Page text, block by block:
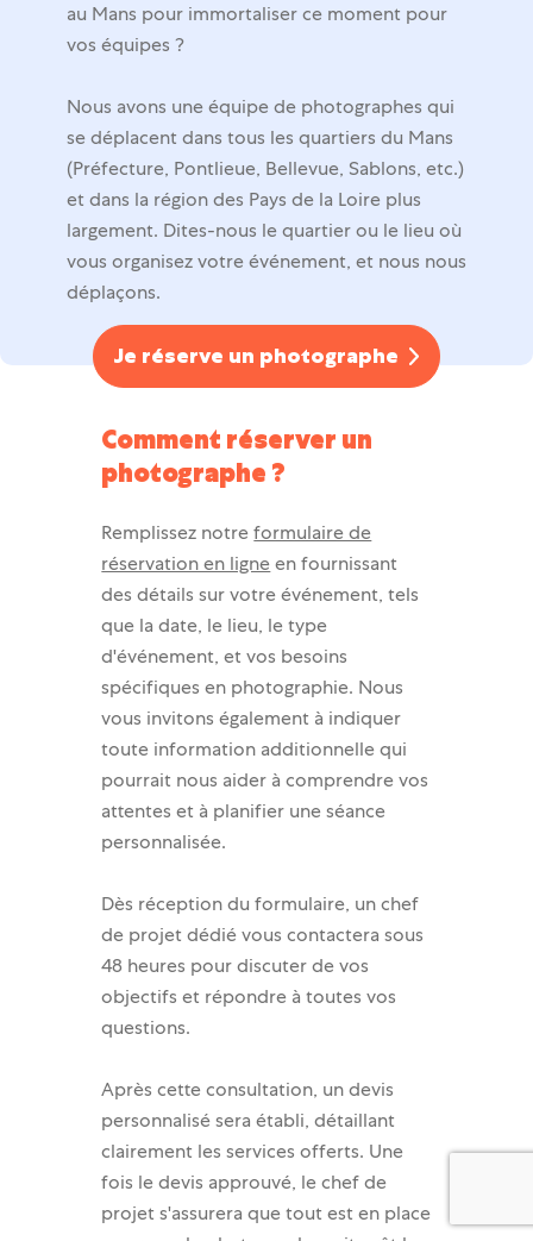
Je réserve un photographe
au Mans pour immortaliser ce moment pour
vos équipes ?
Nous avons une équipe de photographes qui
se déplacent dans tous les quartiers du Mans
(Préfecture, Pontlieue, Bellevue, Sablons, etc.)
et dans la région des Pays de la Loire plus
largement. Dites-nous le quartier ou le lieu où
vous organisez votre événement, et nous nous
déplaçons.
Comment réserver un
photographe ?
Remplissez notreformulaire de
réservation en ligneen fournissant
des détails sur votre événement, tels
que la date, le lieu, le type
d'événement, et vos besoins
spécifiques en photographie. Nous
vous invitons également à indiquer
toute information additionnelle qui
pourrait nous aider à comprendre vos
attentes et à planifier une séance
personnalisée.
Dès réception du formulaire, un chef
de projet dédié vous contactera sous
48 heures pour discuter de vos
objectifs et répondre à toutes vos
questions.
Après cette consultation, un devis
personnalisé sera établi, détaillant
clairement les services offerts. Une
fois le devis approuvé, le chef de
projet s'assurera que tout est en place